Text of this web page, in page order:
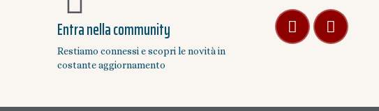
Entra nella community
Restiamo connessi e scopri le novità in
costante aggiornamento